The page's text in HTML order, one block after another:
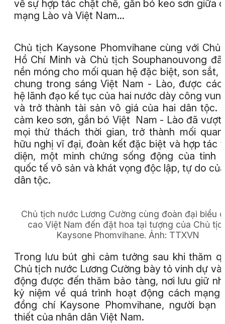
về sự hợp tác chặt chẽ, gắn bó keo sơn giữa
mạng Lào và Việt Nam…
Chủ tịch Kaysone Phomvihane cùng với Chủ
Hồ Chí Minh và Chủ tịch Souphanouvong
nền móng cho mối quan hệ đặc biệt, son sắt,
chung trong sáng Việt Nam - Lào, được
hệ lãnh đạo kế tục của hai nước dày công vun
và trở thành tài sản vô giá của hai dân tộc.
cảm keo sơn, gắn bó Việt Nam - Lào đã vượt
mọi thử thách thời gian, trở thành mối
hữu nghị vĩ đại, đoàn kết đặc biệt và hợp tác
diện, một minh chứng sống động của tinh
quốc tế vô sản và khát vọng độc lập, tự do
dân tộc.
Chủ tịch nước Lương Cường cùng đoàn đại biểu
cao Việt Nam đến đặt hoa tại tượng của Chủ
Kaysone Phomvihane. Ảnh: TTXVN
Trong lưu bút ghi cảm tưởng sau khi thăm
Chủ tịch nước Lương Cường bày tỏ vinh dự và
động được đến thăm bảo tàng, nơi lưu giữ
kỷ niệm về quá trình hoạt động cách mạng
đồng chí Kaysone Phomvihane, người bạn
thiết của nhân dân Việt Nam.